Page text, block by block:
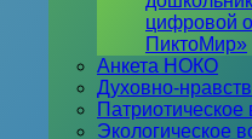
цифровой
ПиктоМир»
Анкета НОКО
Духовно-
Патриотическое
Экологическое